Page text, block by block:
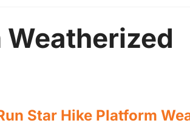
Weatherized
Star Hike Platform